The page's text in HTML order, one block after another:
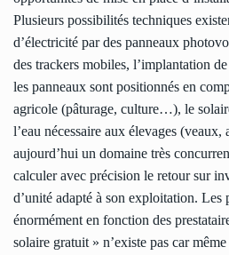
Plusieurs possibilités techniques
d’électricité par des panneaux
des trackers mobiles, l’implantation
les panneaux sont positionnés en
agricole (pâturage, culture…), le
l’eau nécessaire aux élevages
aujourd’hui un domaine très
calculer avec précision le retour sur
d’unité adapté à son exploitation.
énormément en fonction des
solaire gratuit » n’existe pas car